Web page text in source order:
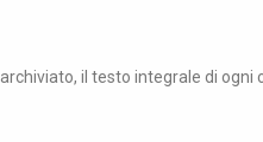
il testo integrale di